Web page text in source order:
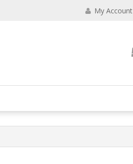
My Account